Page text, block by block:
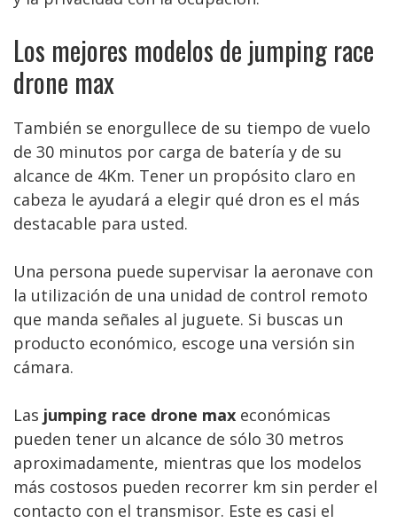
Los mejores modelos de jumping race
drone max
También se enorgullece de su tiempo de vuelo
de 30 minutos por carga de batería y de su
alcance de 4Km. Tener un propósito claro en
cabeza le ayudará a elegir qué dron es el más
destacable para usted.
Una persona puede supervisar la aeronave con
la utilización de una unidad de control remoto
que manda señales al juguete. Si buscas un
producto económico, escoge una versión sin
cámara.
Las jumping race drone max económicas
pueden tener un alcance de sólo 30 metros
aproximadamente, mientras que los modelos
más costosos pueden recorrer km sin perder el
contacto con el transmisor. Este es casi el